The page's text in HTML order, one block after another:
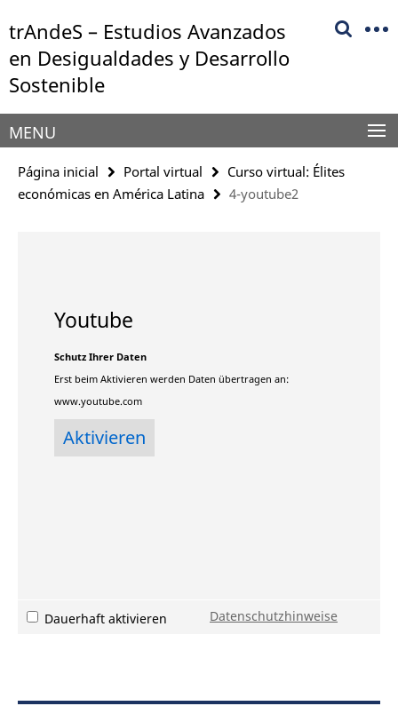
direkt
zu
Inhalt
trAndeS – Estudios Avanzados
en Desigualdades y Desarrollo
Sostenible
Herramientas
de
navegación
MENU
Página inicial Portal virtual
Curso virtual: Élites
económicas en América Latina
4-youtube2
Youtube
Schutz Ihrer Daten
Erst beim Aktivieren werden Daten übertragen an:
www.youtube.com
Dauerhaft aktivieren Datenschutzhinweise